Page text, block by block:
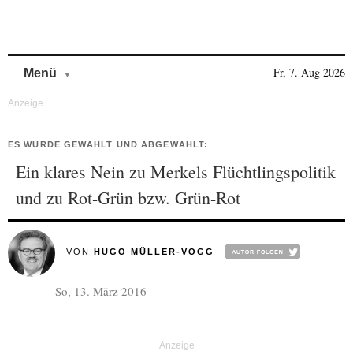
Menü Fr, 7. Aug 2026
ES WURDE GEWÄHLT UND ABGEWÄHLT:
Ein klares Nein zu Merkels Flüchtlingspolitik
und zu Rot-Grün bzw. Grün-Rot
VON HUGO MÜLLER-VOGG
So, 13. März 2016